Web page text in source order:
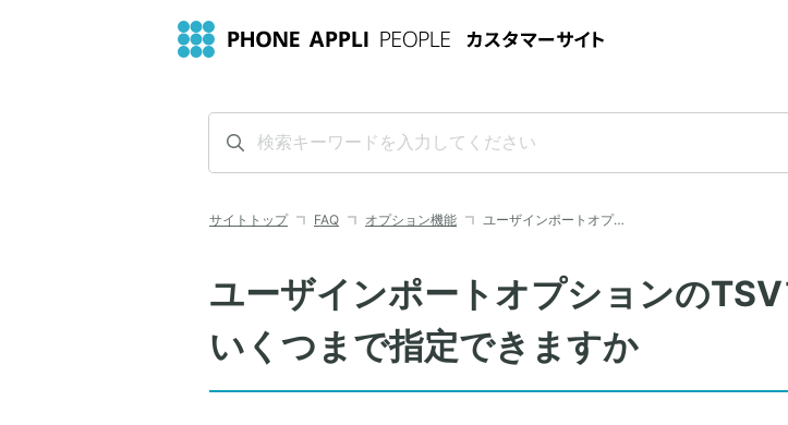
サイトトップ FAQ オプション機能 ユーザインポートオプ…
ユーザインポートオプションの
いくつまで指定できますか